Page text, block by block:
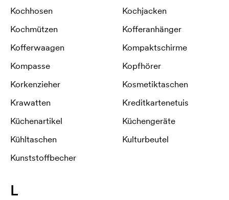
Kochhosen
Kochjacken
Kochmützen
Kofferanhänger
Kofferwaagen
Kompaktschirme
Kompasse
Kopfhörer
Korkenzieher
Kosmetiktaschen
Krawatten
Kreditkartenetuis
Küchenartikel
Küchengeräte
Kühltaschen
Kulturbeutel
Kunststoffbecher
L